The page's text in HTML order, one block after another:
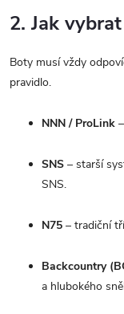
2. Jak
Boty musí vždy
pravidlo.
NNN / ProLink
SNS – starší
SNS.
N75 – tradiční
Backcountry
a hlubokého